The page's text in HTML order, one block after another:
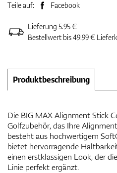
Teile auf: Facebook
Lieferung 5.95 €
Bestellwert bis 49.99 €
Produktbeschreibung
Die BIG MAX Alignment Stick
Golfzubehör, das Ihre
besteht aus hochwertigem
bietet hervorragende
einen erstklassigen Look, der
Linie perfekt ergänzt.